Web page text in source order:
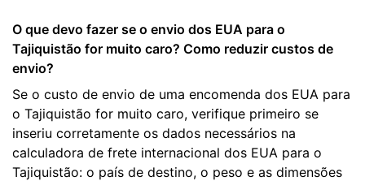
O que devo fazer se o envio dos EUA para o
Tajiquistão for muito caro? Como reduzir custos de
envio?
Se o custo de envio de uma encomenda dos EUA para
o Tajiquistão for muito caro, verifique primeiro se
inseriu corretamente os dados necessários na
calculadora de frete internacional dos EUA para o
Tajiquistão: o país de destino, o peso e as dimensões